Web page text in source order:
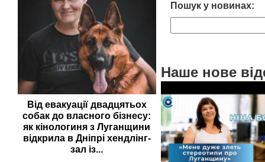
Від евакуації двадцятьох
собак до власного бізнесу:
як кінологиня з Луганщини
відкрила в Дніпрі хендлінг-
зал із...
Пошук у новинах:
Наше нове